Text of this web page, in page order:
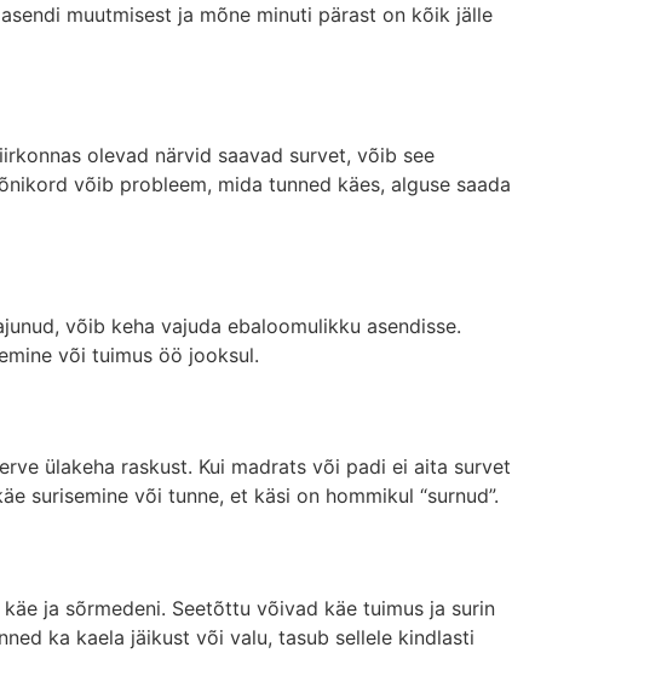
muutmisest ja mõne minuti pärast on kõik jälle
olevad närvid saavad survet, võib see
võib probleem, mida tunned käes, alguse saada
võib keha vajuda ebaloomulikku asendisse.
või tuimus öö jooksul.
ülakeha raskust. Kui madrats või padi ei aita survet
surisemine või tunne, et käsi on hommikul “surnud”.
ja sõrmedeni. Seetõttu võivad käe tuimus ja surin
ka kaela jäikust või valu, tasub sellele kindlasti